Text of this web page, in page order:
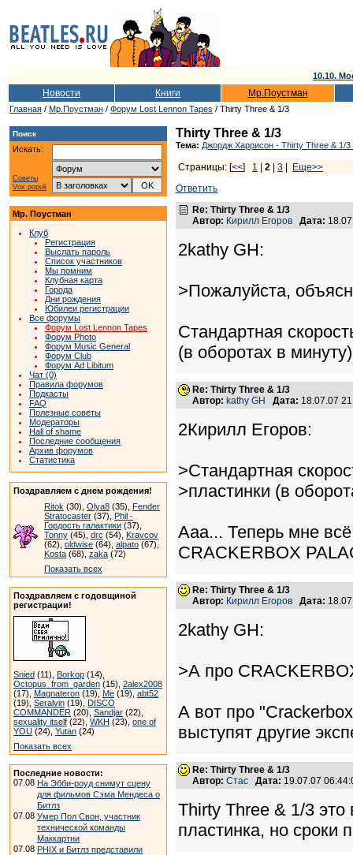
10.10.
Новости Книги Мр.Поустман
Главная / Мр.Поустман / Форум Lost Lennon Tapes / Thirty Three & 1/3
Поиск
Искать:
Советы
Vox populi
Мр. Поустман
Клуб
Регистрация
Выслать пароль
Список участников
Мы помним
Клубная карта
Города
Дни рождения
Юбилеи регистрации
Все форумы
Форум Lost Lennon Tapes
Форум Photo
Форум Music General
Форум Club
Форум Ad Libitum
Чат (0)
Правила форумов
Подкасты
FAQ
Полезные советы
Модераторы
Hall of shame
Последние сообщения
Архив форумов
Статистика
Поздравляем с днем рождения!
Ritok (30), Olya8 (35), Fender
Stratocaster (37), Phil -
Гордость галактики (37),
Tonny (45), drc (54), Kravcov
(62), oldwise (64), alpato (67),
Kosta (68), zaka (72)
Показать всех
Поздравляем с годовщиной
регистрации!
Snied (11), Borkop (14),
Octopus_from_garden (15), 2alex2008
(17), Magnateron (19), Me (19), abt52
(19), Seralvin (19), DISCO
COMMANDER (20), Sandjar (22),
sexuality itself (22), WKH (23), one of
YOU (24), Yutan (24)
Показать всех
Последние новости:
07.08 На Эбби-роуд снимут сцену
для фильмов Сэма Мендеса о
Битлз
07.08 Умер Пол Свон, участник
технической команды
Маккартни
07.08 PHIX и Битлз представили
Thirty Three & 1/3
Тема: Джордж Харрисон - Thirty Three & 1/3
Страницы: [<<] 1 2 3
Еще>>
Ответить
Re: Thirty Three & 1/3
Автор: Кирилл Егоров Дата:
2kathy GH:
>Пожалуйста,
Стандартная
(в оборотах в
Re: Thirty Three & 1/3
Автор: kathy GH Дата: 18.07.07
2Кирилл Егоров:
>Стандартная
>пластинки (в
Ааа... Теперь мне
CRACKERBOX
Re: Thirty Three & 1/3
Автор: Кирилл Егоров Дата:
2kathy GH:
>А про
А вот про
выступят другие
Re: Thirty Three & 1/3
Автор: Стас Дата: 19.07.07
Thirty Three & 1/3
пластинка, но сроки